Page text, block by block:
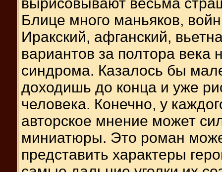
Блице много маньяков,
Иракский, афганский,
вариантов за полтора века
синдрома. Казалось бы
доходишь до конца и уже
человека. Конечно, у
авторское мнение может
миниатюры. Это роман
представить характеры